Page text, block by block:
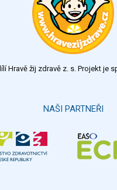
Hravě žij zdravě z. s. Projekt je
NAŠI PARTNEŘI